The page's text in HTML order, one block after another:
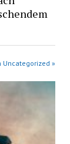
Uncategorized »